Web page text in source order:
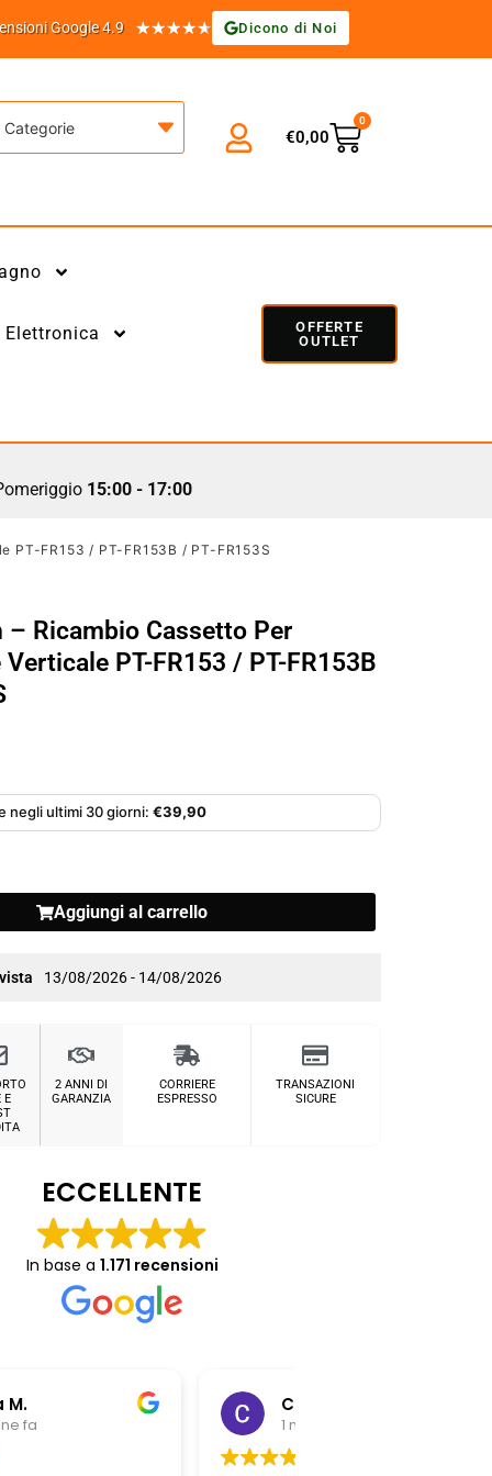
Google 4.9 ★★★★★ Dicono di Noi
Categorie €0,00
0
Elettronica
OFFERTE
OUTLET
15:00 - 17:00
PT-FR153 / PT-FR153B / PT-FR153S
– Ricambio Cassetto Per
PT-FR153 / PT-FR153B
negli ultimi 30 giorni: €39,90
Aggiungi al carrello
13/08/2026 - 14/08/2026
E
2 ANNI DI
GARANZIA
CORRIERE
ESPRESSO
TRANSAZIONI
SICURE
ECCELLENTE
In base a 1.171 recensioni
Chiara Riitano